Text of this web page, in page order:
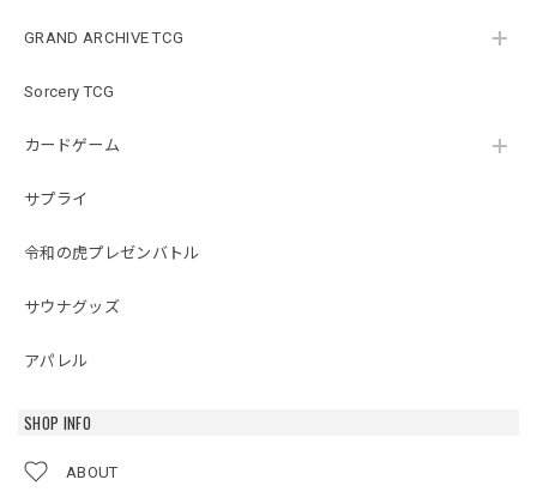
GRAND ARCHIVE TCG
Sorcery TCG
カードゲーム
サプライ
令和の虎プレゼンバトル
サウナグッズ
アパレル
SHOP INFO
ABOUT